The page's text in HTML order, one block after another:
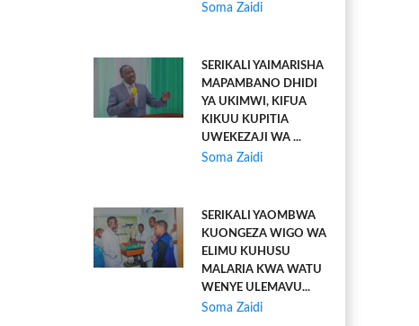
Soma Zaidi
SERIKALI YAIMARISHA
MAPAMBANO DHIDI
YA UKIMWI, KIFUA
KIKUU KUPITIA
UWEKEZAJI WA ...
Soma Zaidi
SERIKALI YAOMBWA
KUONGEZA WIGO WA
ELIMU KUHUSU
MALARIA KWA WATU
WENYE ULEMAVU...
Soma Zaidi